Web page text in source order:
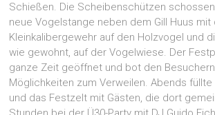
Schießen. Die Scheibenschützen
neue Vogelstange neben dem Gill Huus mit
Kleinkalibergewehr auf den Holzvogel und
wie gewohnt, auf der Vogelwiese. Der
ganze Zeit geöffnet und bot den
Möglichkeiten zum Verweilen. Abends
und das Festzelt mit Gästen, die dort